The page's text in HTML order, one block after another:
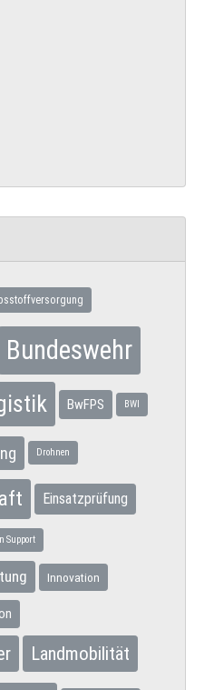
Bundeswehr
BwFPS BWI
Drohnen
Einsatzprüfung
Support
Innovation
Landmobilität